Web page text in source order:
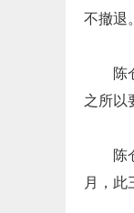
不撤退
陈
之所以
陈
月，此